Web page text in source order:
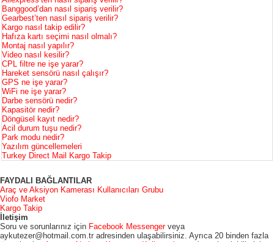
Banggood’dan nasıl sipariş verilir?
Gearbest’ten nasıl sipariş verilir?
Kargo nasıl takip edilir?
Hafıza kartı seçimi nasıl olmalı?
Montaj nasıl yapılır?
Video nasıl kesilir?
CPL filtre ne işe yarar?
Hareket sensörü nasıl çalışır?
GPS ne işe yarar?
WiFi ne işe yarar?
Darbe sensörü nedir?
Kapasitör nedir?
Döngüsel kayıt nedir?
Acil durum tuşu nedir?
Park modu nedir?
Yazılım güncellemeleri
Turkey Direct Mail Kargo Takip
FAYDALI BAĞLANTILAR
Araç ve Aksiyon Kamerası Kullanıcıları Grubu
Viofo Market
Kargo Takip
İletişim
Soru ve sorunlarınız için Facebook Messengerveya
aykutezer@hotmail.com.tr adresinden ulaşabilirsiniz. Ayrıca 20 binden fazla